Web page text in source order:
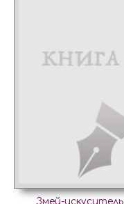
Змей-искуситель